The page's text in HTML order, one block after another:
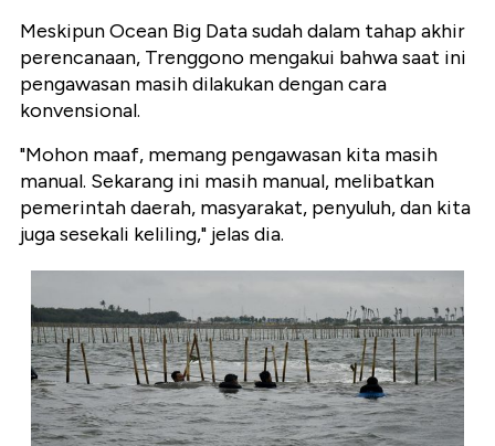
Meskipun Ocean Big Data sudah dalam tahap akhir
perencanaan, Trenggono mengakui bahwa saat ini
pengawasan masih dilakukan dengan cara
konvensional.
"Mohon maaf, memang pengawasan kita masih
manual. Sekarang ini masih manual, melibatkan
pemerintah daerah, masyarakat, penyuluh, dan kita
juga sesekali keliling," jelas dia.